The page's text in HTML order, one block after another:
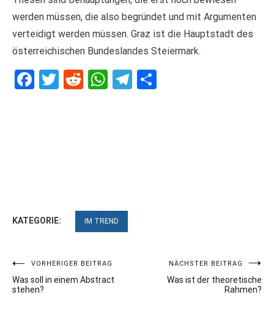
werden müssen, die also begründet und mit Argumenten
verteidigt werden müssen. Graz ist die Hauptstadt des
österreichischen Bundeslandes Steiermark.
Facebook
Twitter
RedditWhatsApp
Telegram
KATEGORIE: IM TREND
Beitragsnavigation
VORHERIGER BEITRAG
Was soll in einem Abstract
stehen?
NÄCHSTER BEITRAG
Was ist der theoretische
Rahmen?